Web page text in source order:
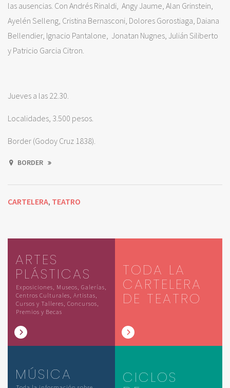
las ausencias. Con Andrés Rinaldi, Angy Jaume, Alan Grinstein,
Ayelén Selleng, Cristina Bernasconi, Dolores Gorostiaga, Daiana
Bellendier, Ignacio Pantalone, Jonatan Nugnes, Julián Siliberto
y Patricio Garcia Citron.
Jueves a las 22.30.
Localidades, 3.500 pesos.
Border (Godoy Cruz 1838).
BORDER
CARTELERA, TEATRO
ARTES
PLÁSTICAS
Exposiciones, Museos, Galerías,
Centros Culturales, Artistas,
Cursos y Talleres, Concursos,
Premios y Becas
TODA LA
CARTELERA
DE TEATRO
MÚSICA CICLOS